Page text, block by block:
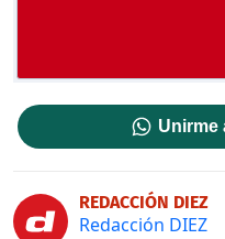
Unirme
REDACCIÓN DIEZ
Redacción DIEZ